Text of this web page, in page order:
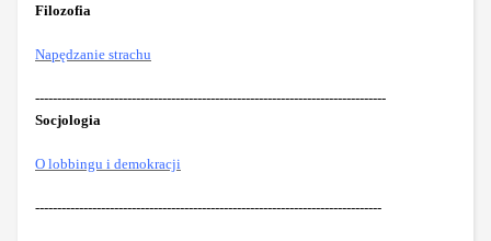
Filozofia
Napędzanie strachu
--------------------------------------------------------------------------------
Socjologia
O lobbingu i demokracji
-------------------------------------------------------------------------------